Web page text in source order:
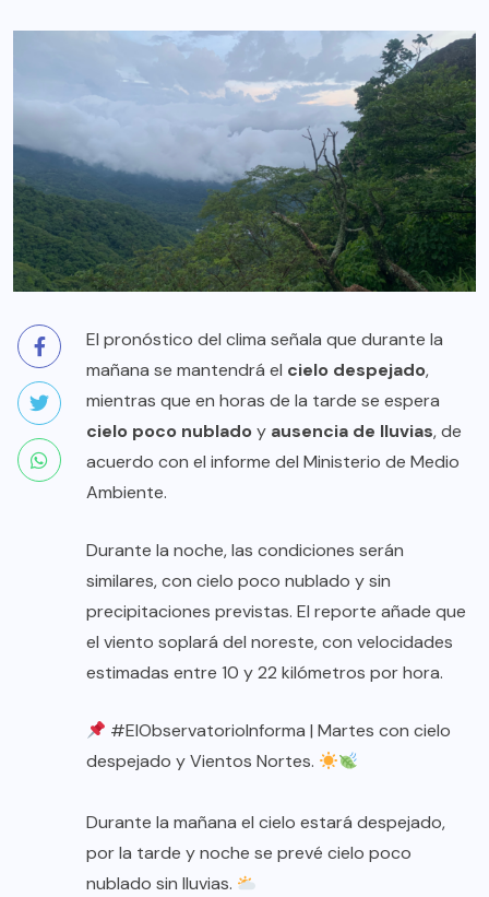
El pronóstico del clima señala que durante la
mañana se mantendrá el cielo despejado,
mientras que en horas de la tarde se espera
cielo poco nubladoy ausencia de lluvias, de
acuerdo con el informe del Ministerio de Medio
Ambiente.
Durante la noche, las condiciones serán
similares, con cielo poco nublado y sin
precipitaciones previstas. El reporte añade que
el viento soplará del noreste, con velocidades
estimadas entre 10 y 22 kilómetros por hora.
#ElObservatorioInforma | Martes con cielo
despejado y Vientos Nortes.
Durante la mañana el cielo estará despejado,
por la tarde y noche se prevé cielo poco
nublado sin lluvias.